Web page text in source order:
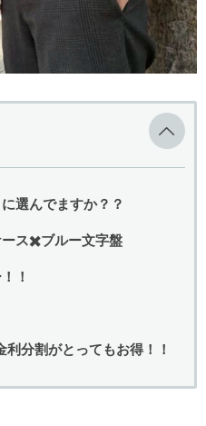
選んでますか？？
ス✖️ブルー文字盤
！
分割がとってもお得！！